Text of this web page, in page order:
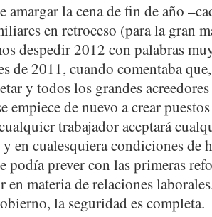
amargar la cena de fin de año
en retroceso (para la gran
despedir 2012 con palabras
de 2011, cuando comentaba
y todos los grandes
empiece de nuevo a crear
trabajador aceptará
en cualesquiera condiciones
podía prever con las primeras
materia de relaciones
la seguridad es completa.